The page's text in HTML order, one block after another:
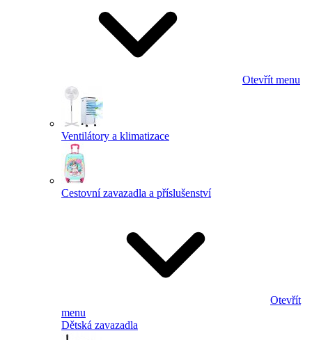
Otevřít menu
Ventilátory a klimatizace
Cestovní zavazadla a příslušenství
Otevřít
menu
Dětská zavazadla